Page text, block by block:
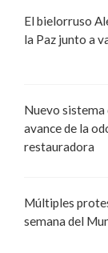
El bielorruso
la Paz junto a
Nuevo sistema
avance de la
restauradora
Múltiples
semana del